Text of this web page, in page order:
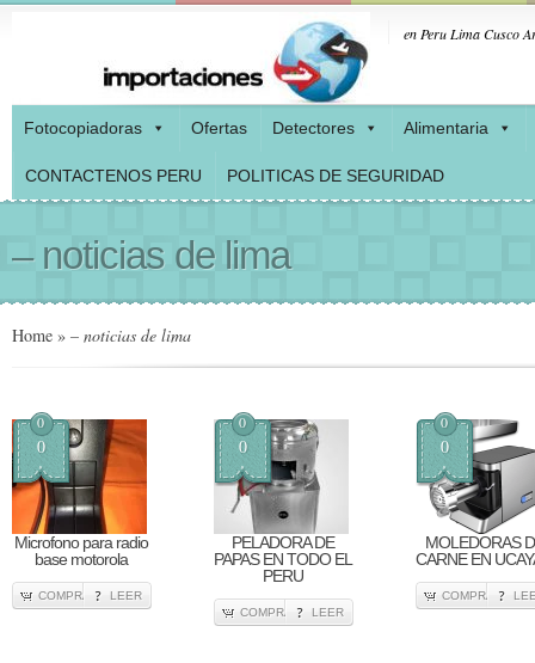
en Peru Lima Cusco
Fotocopiadoras Ofertas Detectores Alimentaria
CONTACTENOS PERU POLITICAS DE SEGURIDAD
– noticias de lima
Home » – noticias de lima
0
0
Microfono para radio
base motorola
COMPRA LEER
0
0
PELADORA DE
PAPAS EN TODO EL
PERU
COMPRA LEER
0
0
MOLEDORAS
CARNE EN
COMPRA